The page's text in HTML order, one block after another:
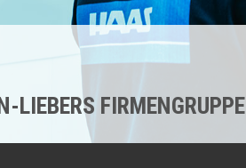
FIRMENGRUPPE